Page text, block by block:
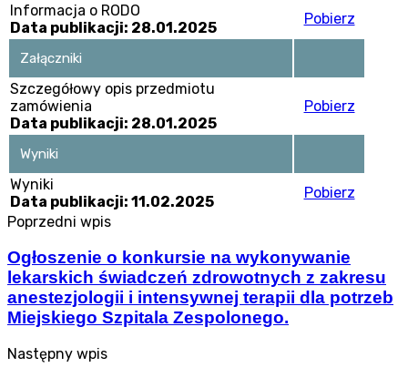
Informacja o RODO
Data publikacji: 28.01.2025
Pobierz
Załączniki
Szczegółowy opis przedmiotu
zamówienia
Data publikacji: 28.01.2025
Pobierz
Wyniki
Wyniki
Data publikacji: 11.02.2025
Pobierz
Poprzedni wpis
Ogłoszenie o konkursie na wykonywanie
lekarskich świadczeń zdrowotnych z zakresu
anestezjologii i intensywnej terapii dla potrzeb
Miejskiego Szpitala Zespolonego.
Następny wpis